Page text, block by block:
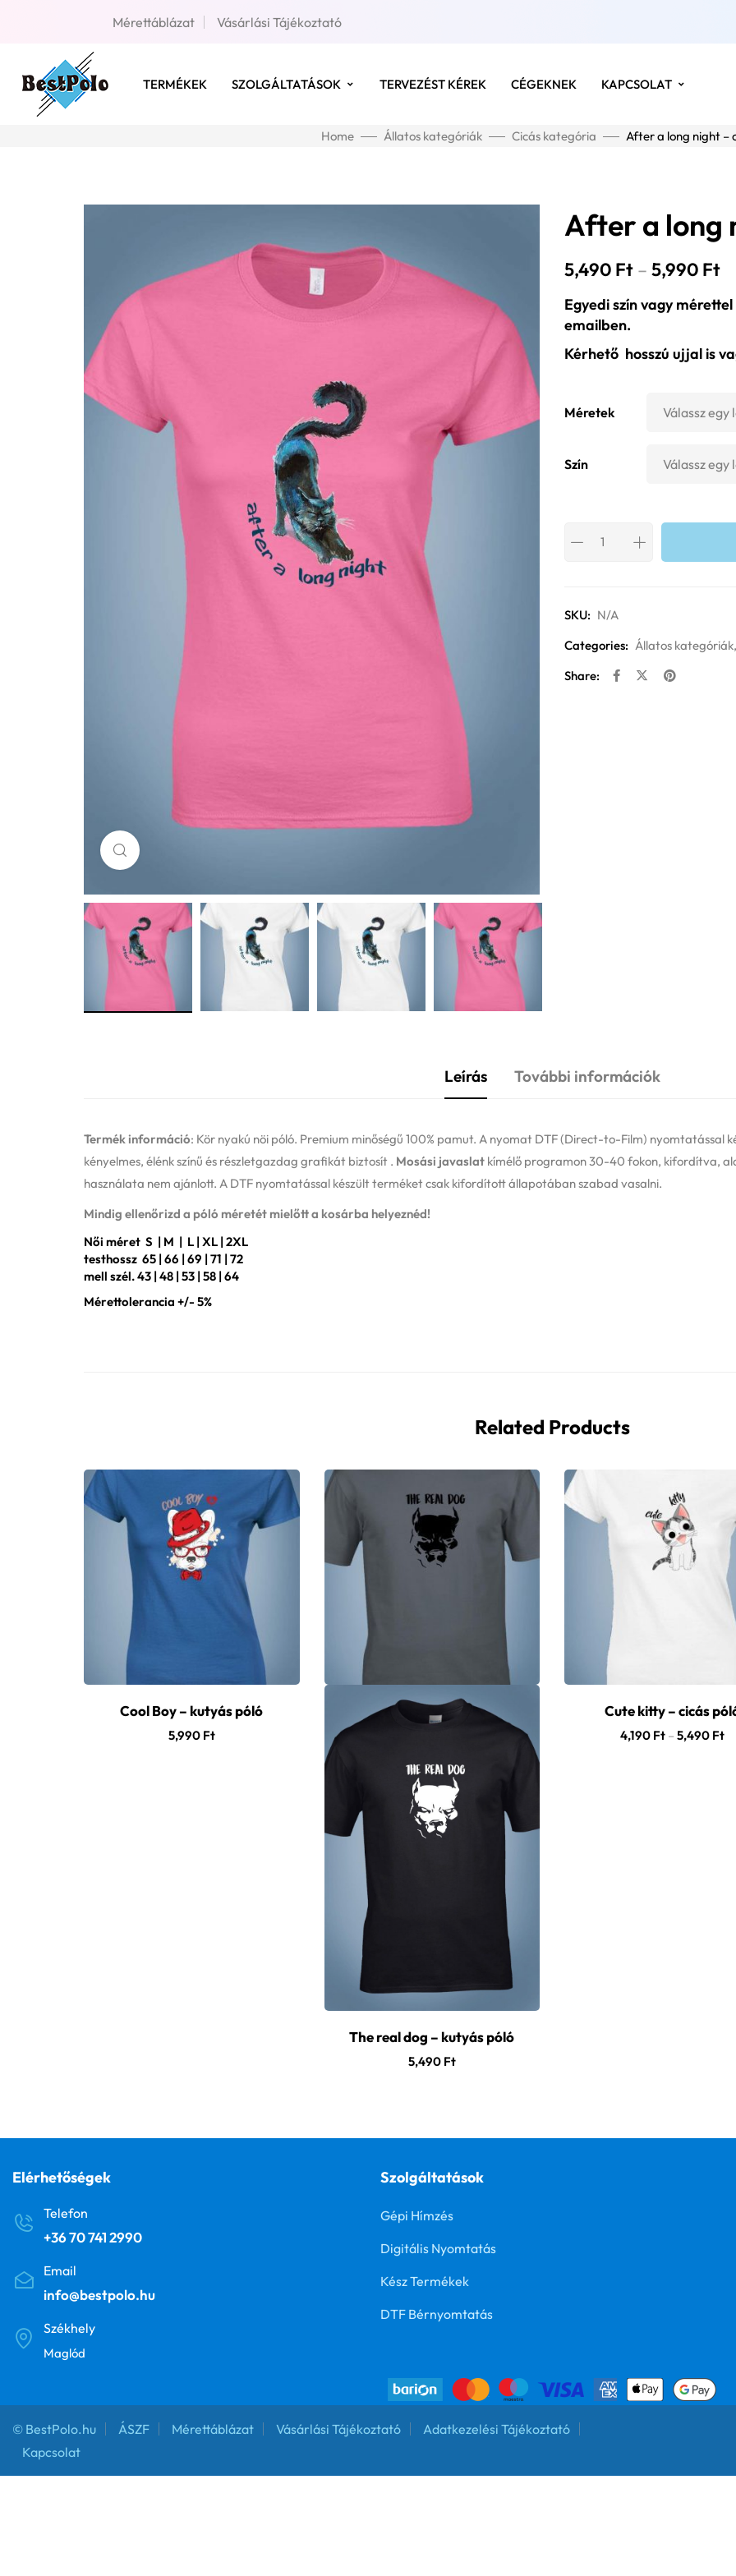
Mérettáblázat Vásárlási Tájékoztató
TERMÉKEK SZOLGÁLTATÁSOK TERVEZÉST KÉREK CÉGEKNEK KAPCSOLAT
Home Állatos kategóriák Cicás kategória After a long night –
After a long
5,490 Ft – 5,990 Ft
Egyedi szín vagy
emailben.
Kérhető hosszú ujjal is
Méretek
Szín
SKU: N/A
Categories: Állatos kategóriák,
Share:
Leírás További információk
Termék információ: Kör nyakú nöi póló. Premium minőségű 100% pamut. A nyomat DTF (Direct-to-Film) nyomtatással
kényelmes, élénk színű és részletgazdag grafikát biztosít . Mosási javaslat kímélő programon 30-40 fokon, kifordítva,
használata nem ajánlott. A DTF nyomtatással készült terméket csak kifordított állapotában szabad vasalni.
Mindig ellenőrizd a póló méretét mielőtt a kosárba helyeznéd!
Női méret S | M | L | XL | 2XL
testhossz 65 | 66 | 69 | 71 | 72
mell szél. 43 | 48 | 53 | 58 | 64
Mérettolerancia +/- 5%
Related Products
Cool Boy – kutyás póló
5,990 Ft
The real dog – kutyás póló
5,490 Ft
Cute kitty – cicás
4,190 Ft – 5,490 Ft
Elérhetőségek
Telefon
+36 70 741 2990
Email
info@bestpolo.hu
Székhely
Maglód
Szolgáltatások
Gépi Hímzés
Digitális Nyomtatás
Kész Termékek
DTF Bérnyomtatás
© BestPolo.hu ÁSZF Mérettáblázat Vásárlási Tájékoztató
Adatkezelési Tájékoztató
Kapcsolat